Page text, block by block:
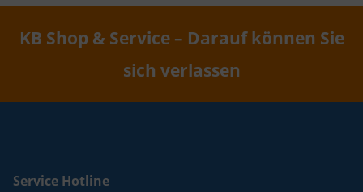
KB Shop & Service – Darauf können Sie
sich verlassen
Service Hotline